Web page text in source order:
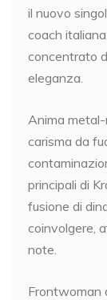
il nuovo
coach
concentrato
eleganza.
Anima
carisma da
principali di
fusione di
coinvolgere,
note.
Frontwoman